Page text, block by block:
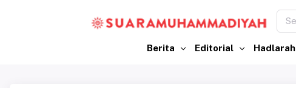
Berita Editorial Hadlarah